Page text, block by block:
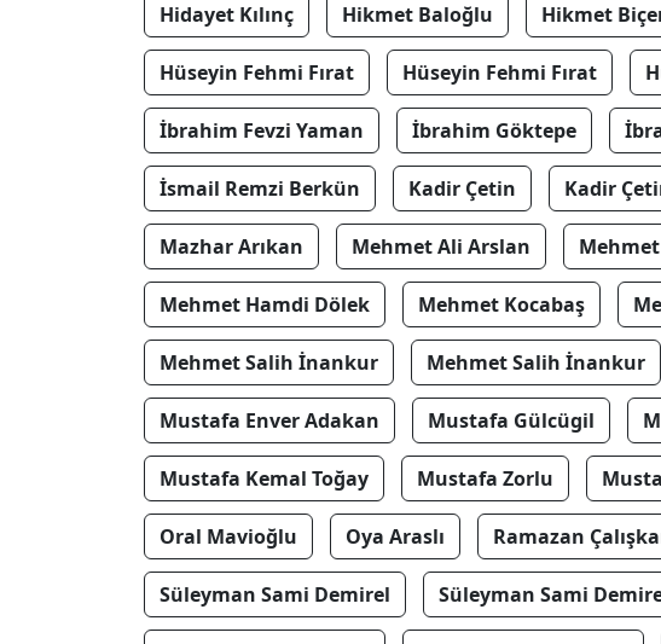
Hidayet Kılınç Hikmet Baloğlu Hikmet
Hüseyin Fehmi Fırat Hüseyin Fehmi Fırat
İbrahim Fevzi Yaman İbrahim Göktepe
İsmail Remzi Berkün Kadir Çetin Kadir
Mazhar Arıkan Mehmet Ali Arslan
Mehmet Hamdi Dölek Mehmet Kocabaş
Mehmet Salih İnankur Mehmet Salih İnankur
Mustafa Enver Adakan Mustafa Gülcügil
Mustafa Kemal Toğay Mustafa Zorlu
Oral Mavioğlu Oya Araslı Ramazan
Süleyman Sami Demirel Süleyman Sami